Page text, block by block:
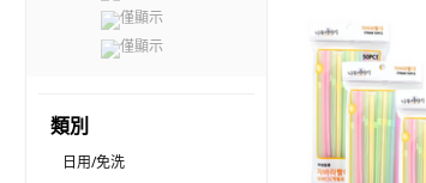
僅顯示
僅顯示
類別
日用/免洗